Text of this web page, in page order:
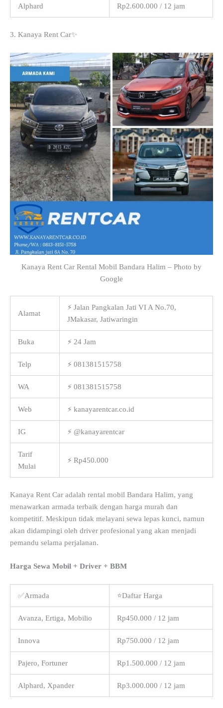
Alphard Rp2.600.000 / 12 jam
3. Kanaya Rent Car✨
Kanaya Rent Car Rental Mobil Bandara Halim – Photo by
Google
Alamat
⚡ Jalan Pangkalan Jati VI A No.70,
JMakasar, Jatiwaringin
Buka ⚡ 24 Jam
Telp ⚡ 081381515758
WA ⚡ 081381515758
Web ⚡ kanayarentcar.co.id
IG ⚡ @kanayarentcar
Tarif
Mulai
⚡ Rp450.000
Kanaya Rent Car adalah rental mobil Bandara Halim, yang
menawarkan armada terbaik dengan harga murah dan
kompetitif. Meskipun tidak melayani sewa lepas kunci, namun
akan didampingi oleh driver profesional yang akan menjadi
pemandu selama perjalanan.
Harga Sewa Mobil + Driver + BBM
✅Armada ⭐Daftar Harga
Avanza, Ertiga, Mobilio Rp450.000 / 12 jam
Innova Rp750.000 / 12 jam
Pajero, Fortuner Rp1.500.000 / 12 jam
Alphard, Xpander Rp3.000.000 / 12 jam